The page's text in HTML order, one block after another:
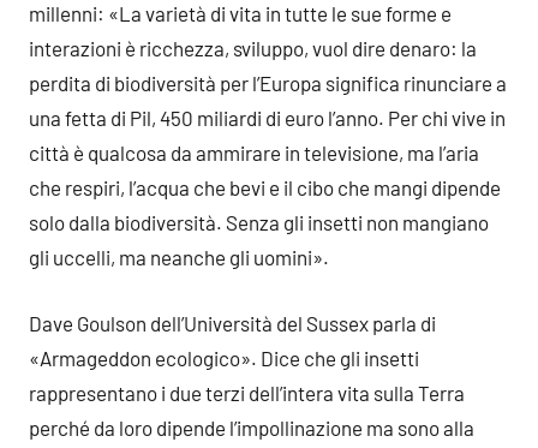
millenni: «La varietà di vita in tutte le sue forme e
interazioni è ricchezza, sviluppo, vuol dire denaro: la
perdita di biodiversità per l’Europa significa rinunciare a
una fetta di Pil, 450 miliardi di euro l’anno. Per chi vive in
città è qualcosa da ammirare in televisione, ma l’aria
che respiri, l’acqua che bevi e il cibo che mangi dipende
solo dalla biodiversità. Senza gli insetti non mangiano
gli uccelli, ma neanche gli uomini».
Dave Goulson dell’Università del Sussex parla di
«Armageddon ecologico». Dice che gli insetti
rappresentano i due terzi dell’intera vita sulla Terra
perché da loro dipende l’impollinazione ma sono alla